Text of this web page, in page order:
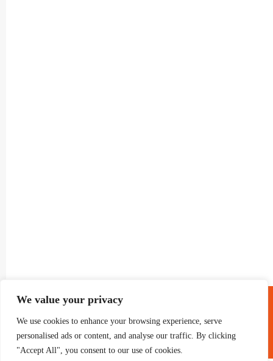
We value your privacy
We use cookies to enhance your browsing experience, serve
personalised ads or content, and analyse our traffic. By clicking
"Accept All", you consent to our use of cookies.
® GRUP TELEVISIO 2022.
TOTS ELS DRETS RESERVATS